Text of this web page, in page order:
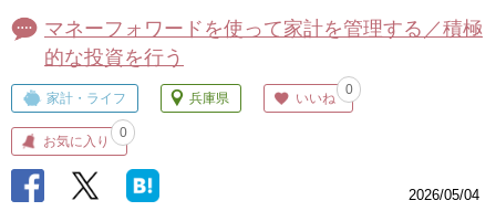
マネーフォワードを使って家計を管理する／積極
的な投資を行う
家計・ライフ 兵庫県 いいね
0
お気に入り
0
2026/05/04